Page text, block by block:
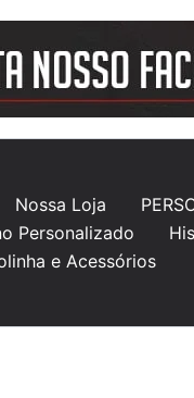
Nossa Loja
Personalizado
e Acessórios